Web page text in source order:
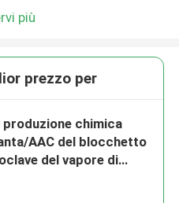
più
prezzo per
produzione chimica
AAC del blocchetto
del vapore di